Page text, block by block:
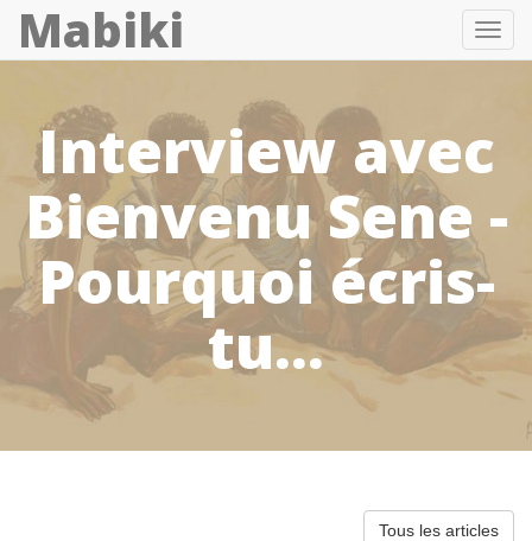
Mabiki
Interview avec
Bienvenu Sene -
Pourquoi écris-
tu...
Tous les articles